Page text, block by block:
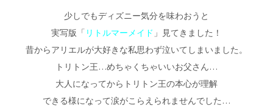
少しでもディズニー気分を味わおうと
実写版「 リトルマーメイド」見てきました！
昔からアリエルが大好きな私思わず泣いてしまいました。
トリトン王…めちゃくちゃいいお父さん…
大人になってからトリトン王の本心が理解
できる様になって涙がこらえられませんでした…